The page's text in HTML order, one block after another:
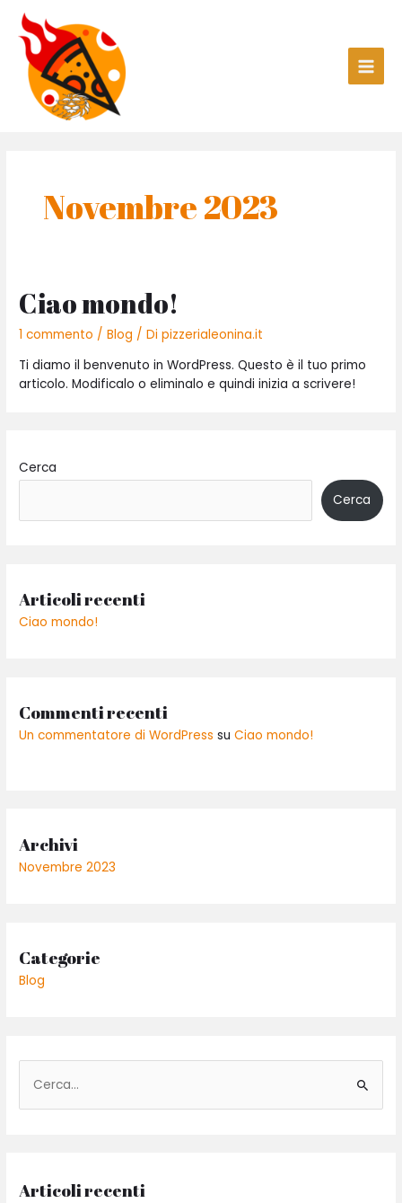
contenuto
Novembre 2023
Ciao mondo!
1 commento /Blog / Dipizzerialeonina.it
Ti diamo il benvenuto in WordPress. Questo è il tuo primo
articolo. Modificalo o eliminalo e quindi inizia a scrivere!
Cerca
Cerca
Articoli recenti
Ciao mondo!
Commenti recenti
Un commentatore di WordPress suCiao mondo!
Archivi
Novembre 2023
Categorie
Blog
e
a
Articoli recenti